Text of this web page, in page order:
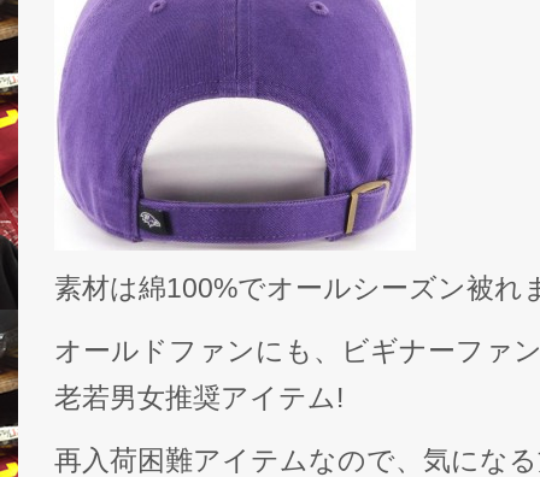
素材は綿100%でオールシーズン被れ
オールドファンにも、ビギナーファ
老若男女推奨アイテム!
再入荷困難アイテムなので、気にな